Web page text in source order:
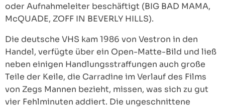
oder Aufnahmeleiter beschäftigt (BIG BAD MAMA,
McQUADE, ZOFF IN BEVERLY HILLS).
Die deutsche VHS kam 1986 von Vestron in den
Handel, verfügte über ein Open-Matte-Bild und ließ
neben einigen Handlungsstraffungen auch große
Teile der Keile, die Carradine im Verlauf des Films
von Zegs Mannen bezieht, missen, was sich zu gut
vier Fehlminuten addiert. Die ungeschnittene